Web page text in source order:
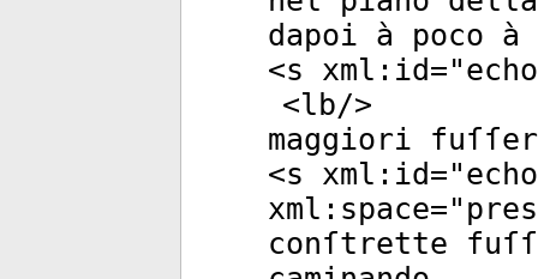
dapoi à poco à
<s xml:id="
<lb/>
maggiori
<s xml:id="
xml:space="
conſtrette